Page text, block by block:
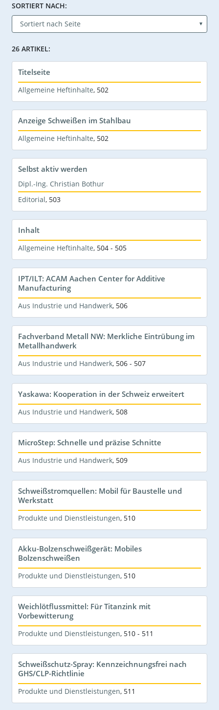
SORTIERT NACH:
26 ARTIKEL:
Titelseite
Allgemeine Heftinhalte, 502
Anzeige Schweißen im Stahlbau
Allgemeine Heftinhalte, 502
Selbst aktiv werden
Dipl.-Ing. Christian Bothur
Editorial, 503
Inhalt
Allgemeine Heftinhalte, 504 - 505
IPT/ILT: ACAM Aachen Center for Additive
Manufacturing
Aus Industrie und Handwerk, 506
Fachverband Metall NW: Merkliche Eintrübung im
Metallhandwerk
Aus Industrie und Handwerk, 506 - 507
Yaskawa: Kooperation in der Schweiz erweitert
Aus Industrie und Handwerk, 508
MicroStep: Schnelle und präzise Schnitte
Aus Industrie und Handwerk, 509
Schweißstromquellen: Mobil für Baustelle und
Werkstatt
Produkte und Dienstleistungen, 510
Akku-Bolzenschweißgerät: Mobiles
Bolzenschweißen
Produkte und Dienstleistungen, 510
Weichlötflussmittel: Für Titanzink mit
Vorbewitterung
Produkte und Dienstleistungen, 510 - 511
Schweißschutz-Spray: Kennzeichnungsfrei nach
GHS/CLP-Richtlinie
Produkte und Dienstleistungen, 511